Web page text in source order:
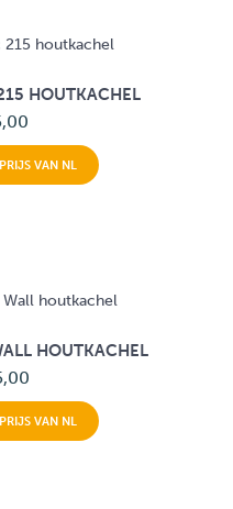
HOUTKACHEL
VAN NL
HOUTKACHEL
VAN NL